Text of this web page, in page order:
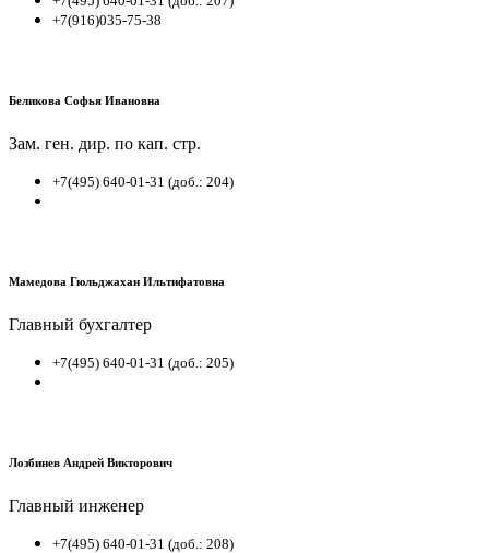
+7(916)035-75-38
Беликова Софья Ивановна
Зам. ген. дир. по кап. стр.
+7(495) 640-01-31 (доб.: 204)
Мамедова Гюльджахан Ильтифатовна
Главный бухгалтер
+7(495) 640-01-31 (доб.: 205)
Лозбинев Андрей Викторович
Главный инженер
+7(495) 640-01-31 (доб.: 208)